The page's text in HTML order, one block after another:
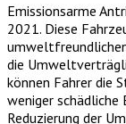
Emissionsarme
2021. Diese
die
können Fahrer die
weniger
Reduzierung der